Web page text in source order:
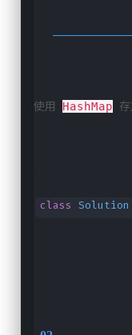
使用 HashMap
class Solution